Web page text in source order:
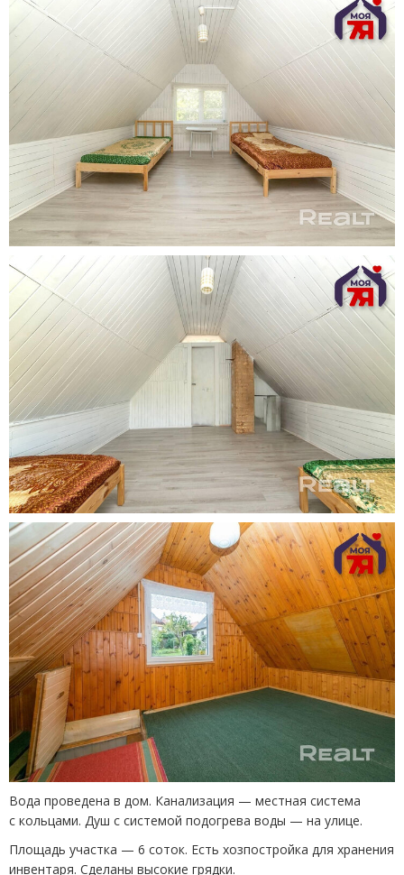
Вода проведена в дом. Канализация — местная система
с кольцами. Душ с системой подогрева воды — на улице.
Площадь участка — 6 соток. Есть хозпостройка для хранения
инвентаря. Сделаны высокие грядки.